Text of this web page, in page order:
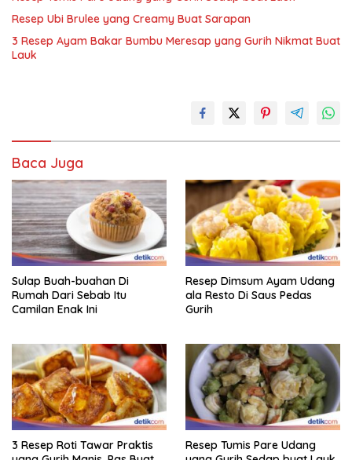
Resep Ubi Brulee yang Creamy Buat Sarapan
3 Resep Ayam Bakar Bumbu Meresap yang Gurih Nikmat Buat
Lauk
Baca Juga
Sulap Buah-buahan Di
Rumah Dari Sebab Itu
Camilan Enak Ini
Resep Dimsum Ayam Udang
ala Resto Di Saus Pedas
Gurih
3 Resep Roti Tawar Praktis
Resep Tumis Pare Udang